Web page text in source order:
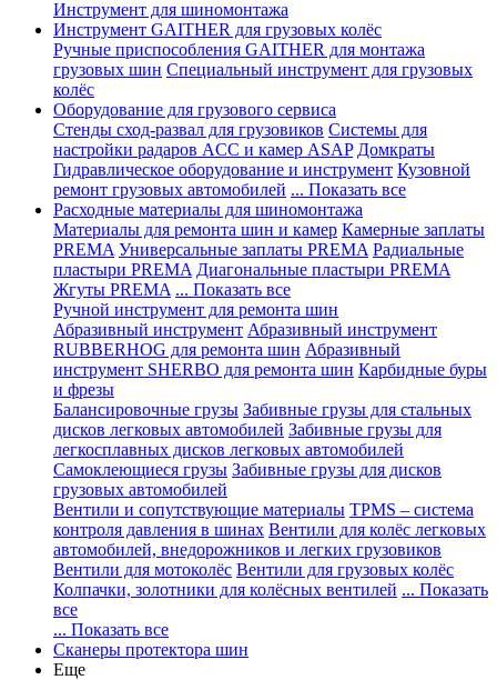
Инструмент для шиномонтажа
Инструмент GAITHER для грузовых колёс
Ручные приспособления GAITHER для монтажа
грузовых шин Специальный инструмент для грузовых
колёс
Оборудование для грузового сервиса
Стенды сход-развал для грузовиков Системы для
настройки радаров ACC и камер ASAP Домкраты
Гидравлическое оборудование и инструмент Кузовной
ремонт грузовых автомобилей ... Показать все
Расходные материалы для шиномонтажа
Материалы для ремонта шин и камер Камерные заплаты
PREMA Универсальные заплаты PREMA Радиальные
пластыри PREMA Диагональные пластыри PREMA
Жгуты PREMA ... Показать все
Ручной инструмент для ремонта шин
Абразивный инструмент Абразивный инструмент
RUBBERHOG для ремонта шин Абразивный
инструмент SHERBO для ремонта шин Карбидные буры
и фрезы
Балансировочные грузы Забивные грузы для стальных
дисков легковых автомобилей Забивные грузы для
легкосплавных дисков легковых автомобилей
Самоклеющиеся грузы Забивные грузы для дисков
грузовых автомобилей
Вентили и сопутствующие материалы TPMS – система
контроля давления в шинах Вентили для колёс легковых
автомобилей, внедорожников и легких грузовиков
Вентили для мотоколёс Вентили для грузовых колёс
Колпачки, золотники для колёсных вентилей ... Показать
все
... Показать все
Сканеры протектора шин
Еще